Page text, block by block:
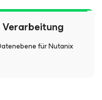
für Nutanix